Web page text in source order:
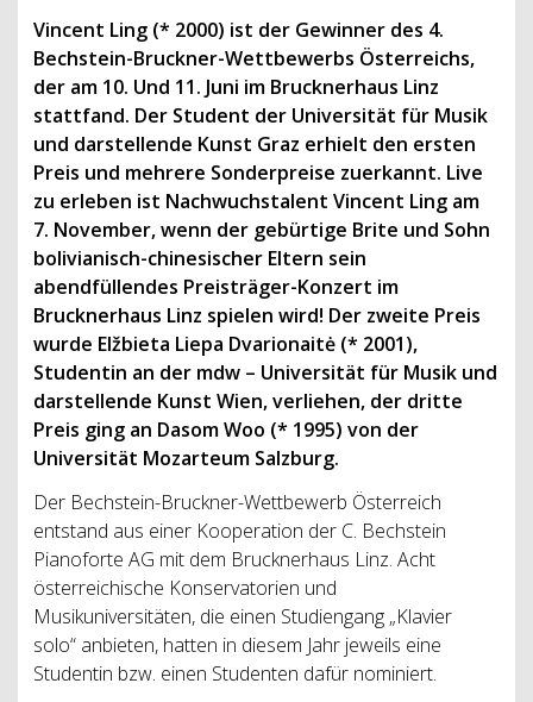
Vincent Ling (* 2000) ist der Gewinner des 4.
Bechstein-Bruckner-Wettbewerbs Österreichs,
der am 10. Und 11. Juni im Brucknerhaus Linz
stattfand. Der Student der Universität für Musik
und darstellende Kunst Graz erhielt den ersten
Preis und mehrere Sonderpreise zuerkannt. Live
zu erleben ist Nachwuchstalent Vincent Ling am
7. November, wenn der gebürtige Brite und Sohn
bolivianisch-chinesischer Eltern sein
abendfüllendes Preisträger-Konzert im
Brucknerhaus Linz spielen wird! Der zweite Preis
wurde Elžbieta Liepa Dvarionaitė (* 2001),
Studentin an der mdw – Universität für Musik und
darstellende Kunst Wien, verliehen, der dritte
Preis ging an Dasom Woo (* 1995) von der
Universität Mozarteum Salzburg.
Der Bechstein-Bruckner-Wettbewerb Österreich
entstand aus einer Kooperation der C. Bechstein
Pianoforte AG mit dem Brucknerhaus Linz. Acht
österreichische Konservatorien und
Musikuniversitäten, die einen Studiengang „Klavier
solo“ anbieten, hatten in diesem Jahr jeweils eine
Studentin bzw. einen Studenten dafür nominiert.